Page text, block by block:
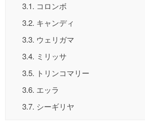
3.1. コロンボ
3.2. キャンディ
3.3. ウェリガマ
3.4. ミリッサ
3.5. トリンコマリー
3.6. エッラ
3.7. シーギリヤ